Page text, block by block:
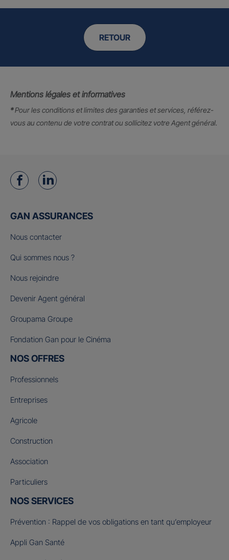
RETOUR
Mentions légales et informatives
*Pour les conditions et limites des garanties et services, référez-
vous au contenu de votre contrat ou sollicitez votre Agent général.
GAN ASSURANCES
Nous contacter
Qui sommes nous ?
Nous rejoindre
Devenir Agent général
Groupama Groupe
Fondation Gan pour le Cinéma
NOS OFFRES
Professionnels
Entreprises
Agricole
Construction
Association
Particuliers
NOS SERVICES
Prévention : Rappel de vos obligations en tant qu’employeur
Appli Gan Santé